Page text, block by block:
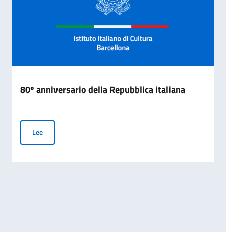
80º anniversario della Repubblica italiana
Lee80º anniversario della Repubblica italiana